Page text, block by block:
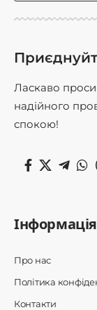
Ласкаво
надійного
спокою!
Інформація
Про нас
Політика
Контакти